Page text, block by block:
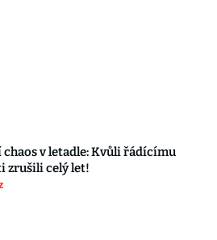
chaos v letadle: Kvůli řádícímu
zrušili celý let!